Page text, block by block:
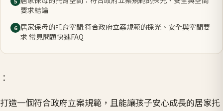
要求結論
6 居家保母的托育空間:符合政府立案規範的採光、安全與空間要
求 常見問題快速FAQ
：
打造一個符合政府立案規範，且能讓孩子安心成長的居家托